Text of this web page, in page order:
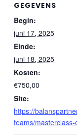
GEGEVENS
Begin:
juni 17, 2025
Einde:
juni 18, 2025
Kosten:
€750,00
Site:
https://
teams/